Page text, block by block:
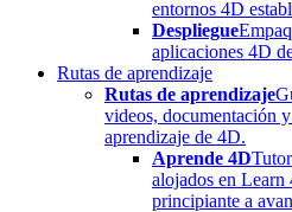
entornos 4D
Despliegue
aplicaciones 4D
Rutas de aprendizaje
Rutas de aprendizaje
videos, documentación
aprendizaje de 4D.
Aprende 4D
alojados en Learn
principiante a